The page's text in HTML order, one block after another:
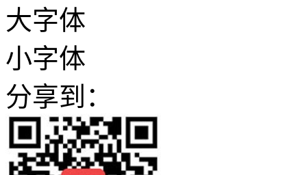
大字体
小字体
分享到：